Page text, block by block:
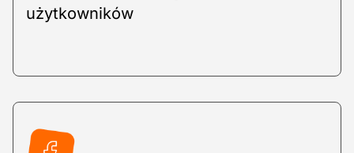
użytkowników